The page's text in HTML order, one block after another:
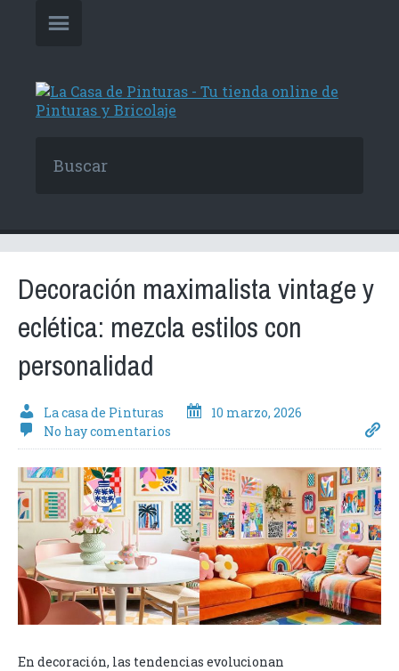
Decoración maximalista vintage y
eclética: mezcla estilos con
personalidad
La casa de Pinturas
10 marzo, 2026
No hay comentarios
En decoración, las tendencias evolucionan